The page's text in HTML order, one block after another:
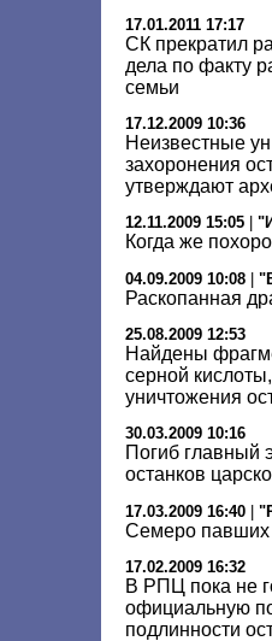
17.01.2011 17:17
СК прекратил
дела по факту
семьи
17.12.2009 10:36
Неизвестные
захоронения
утверждают
12.11.2009 15:05
Когда же
04.09.2009 10:08 |
Раскопанная
25.08.2009 12:53
Найдены
серной
уничтожения
30.03.2009 10:16
Погиб главный
останков
17.03.2009 16:40 |
Семеро павших
17.02.2009 16:32
В РПЦ пока не
официальную
подлинности